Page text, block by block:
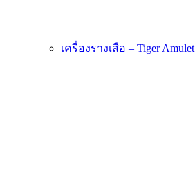
เครื่องรางเสือ – Tiger Amulet